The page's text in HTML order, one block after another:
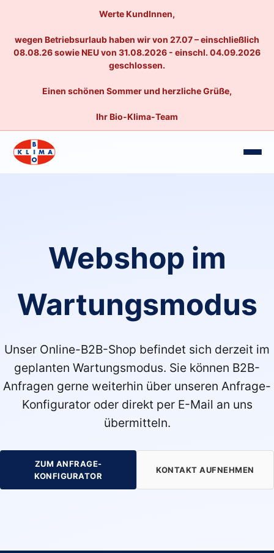
Werte KundInnen,
wegen Betriebsurlaub haben wir von 27.07 – einschließlich
08.08.26 sowie NEU von 31.08.2026 - einschl. 04.09.2026
geschlossen.
Einen schönen Sommer und herzliche Grüße,
Ihr Bio-Klima-Team
Webshop im
Wartungsmodus
Unser Online-B2B-Shop befindet sich derzeit im
geplanten Wartungsmodus. Sie können B2B-
Anfragen gerne weiterhin über unseren Anfrage-
Konfigurator oder direkt per E-Mail an uns
übermitteln.
ZUM ANFRAGE-
KONFIGURATOR
KONTAKT AUFNEHMEN